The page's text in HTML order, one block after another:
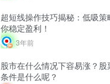
超短线操作技巧揭秘：低吸策
你稳定盈利！
3年前
股市在什么情况下容易涨？
条件是什么呢？